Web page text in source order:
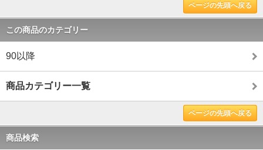
ページの先頭へ戻る
この商品のカテゴリー
90以降
商品カテゴリー一覧
ページの先頭へ戻る
商品検索